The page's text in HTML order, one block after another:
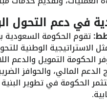
في دعم التحول
تقوم الحكومة السعودية
الاستراتيجية الوطنية
الحكومة التمويل والدعم
الدعم المالي، والحوافز
الحكومة في تطوير البنية